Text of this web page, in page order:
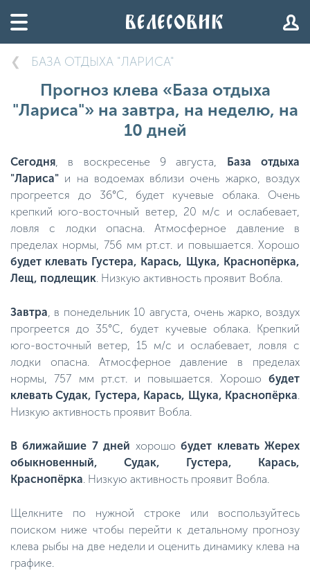
БАЗА ОТДЫХА "ЛАРИСА"
Прогноз клева «База отдыха
"Лариса"» на завтра, на неделю, на
10 дней
Сегодня, в воскресенье 9 августа, База отдыха
"Лариса" и на водоемах вблизи очень жарко, воздух
прогреется до 36°C, будет кучевые облака. Очень
крепкий юго-восточный ветер, 20 м/с и ослабевает,
ловля с лодки опасна. Атмосферное давление в
пределах нормы, 756 мм рт.ст. и повышается. Хорошо
будет клевать Густера, Карась, Щука, Краснопёрка,
Лещ, подлещик. Низкую активность проявит Вобла.
Завтра, в понедельник 10 августа, очень жарко, воздух
прогреется до 35°C, будет кучевые облака. Крепкий
юго-восточный ветер, 15 м/с и ослабевает, ловля с
лодки опасна. Атмосферное давление в пределах
нормы, 757 мм рт.ст. и повышается. Хорошо будет
клевать Судак, Густера, Карась, Щука, Краснопёрка.
Низкую активность проявит Вобла.
В ближайшие 7 дней хорошобудет клевать Жерех
обыкновенный, Судак, Густера, Карась,
Краснопёрка. Низкую активность проявит Вобла.
Щелкните по нужной строке или воспользуйтесь
поиском ниже чтобы перейти к детальному прогнозу
клева рыбы на две недели и оценить динамику клева на
графике.